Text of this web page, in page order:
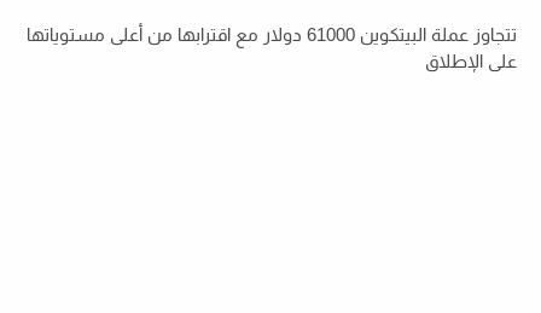
تتجاوز عملة البيتكوين 61000 دولار مع اقترابها من أعلى مستوياتها
على الإطلاق